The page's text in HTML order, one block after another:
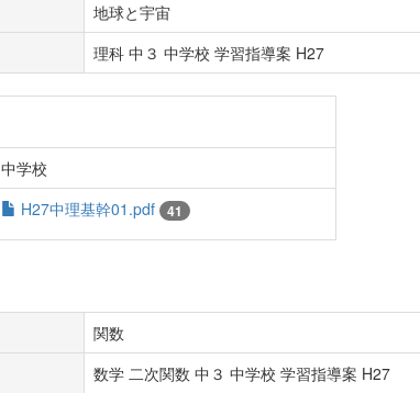
地球と宇宙
理科 中３ 中学校 学習指導案 H27
中学校
H27中理基幹01.pdf 41
関数
数学 二次関数 中３ 中学校 学習指導案 H27